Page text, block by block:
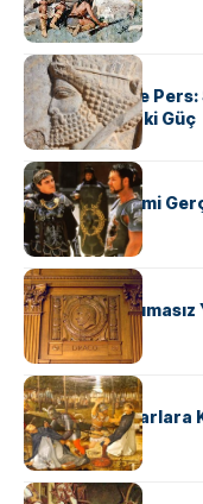
KÜLTÜR
Antik Yunan ve
Şekillendiren İki Güç
KÜLTÜR
‘Gladiator’ Filmi
KÜLTÜR
Draco’nun Acımasız
Hukuk Kodu
KÜLTÜR
Avrupalı ​​Katharlara
KÜLTÜR